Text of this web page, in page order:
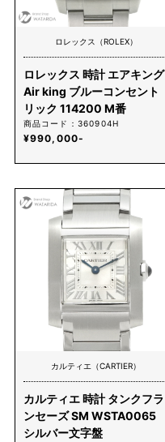
ロレックス（ROLEX）
ロレックス 時計 エアキング
Air king ブルーコンセント
リック 114200 M番
商品コード：360904H
¥990,000-
カルティエ（CARTIER）
カルティエ 時計 タンクフラ
ンセーズ SM WSTA0065
シルバー文字盤